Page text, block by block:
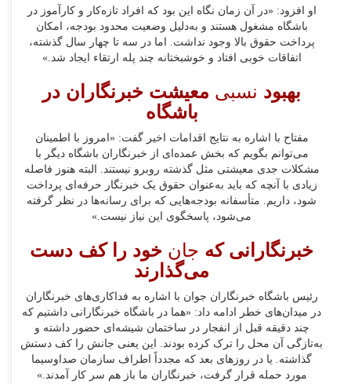
او افزود: «در آن زمان نگاه این بود که افراد تازه‌کار و کارآموز در
باشگاه مشغول هستند و به‌دلیل وضعیت محدود بودجه، امکان
پرداخت حقوق بالا وجود نداشت. اما در سه تا چهار سال گذشته،
اتفاقات خوبی افتاد و خوشبختانه چند پله ارتقاء ایجاد شد.»
بهبود نسبی معیشت خبرنگاران در
باشگاه
مفتاح با اشاره به نتایج اقدامات اخیر گفت: «امروز با اطمینان
می‌توانم بگویم که بخش عمده‌ای از خبرنگاران باشگاه دیگر با
مشکلات جدی معیشتی مثل گذشته روبرو نیستند. البته هنوز فاصله
زیادی با آنچه که باید به‌عنوان حقوق یک خبرنگار حرفه‌ای پرداخت
شود، داریم. متأسفانه بودجه‌هایی که برای رسانه‌ها در نظر گرفته
می‌شود، پاسخگوی این نیاز نیست.»
خبرنگارانی که جان خود را کف دست
می‌گذارند
رئیس باشگاه خبرنگاران جوان با اشاره به فداکاری‌های خبرنگاران
در میدان‌های خطر ادامه داد: «هما در باشگاه خبرنگارانی داشتیم که
چند دقیقه قبل از انفجار در ساختمان شیشه‌ای حضور داشته و
به‌تازگی آن محل را ترک کرده بودند. این یعنی جانش را کف دستش
گذاشته. یا در روزهای بعد که مجدداً اطراف سازمان صداوسیما
مورد حمله قرار گرفت، خبرنگاران ما باز هم سر کار آمدند.»